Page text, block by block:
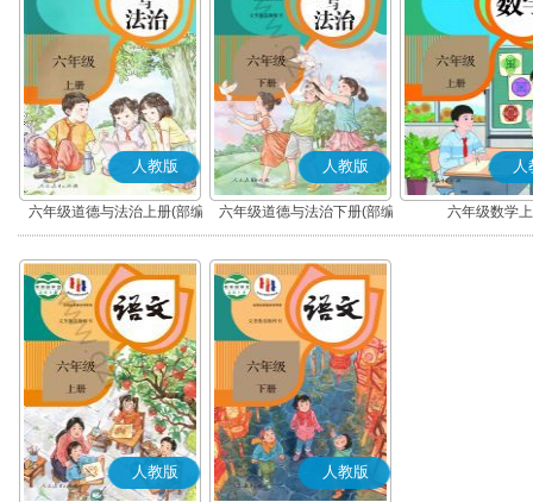
人教版
六年级道德与法治上册(部编
版)
人教版
六年级道德与法治下册(部编
版)
人
六年级数学
人教版 人教版